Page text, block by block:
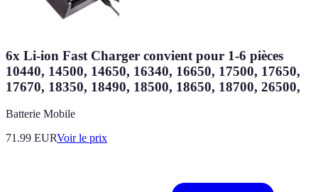
6x Li-ion Fast Charger convient pour 1-6 pièces
10440, 14500, 14650, 16340, 16650, 17500, 17650,
17670, 18350, 18490, 18500, 18650, 18700, 26500,
Batterie Mobile
71.99 EURVoir le prix